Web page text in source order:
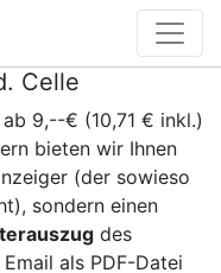
Celle
ab 9,--€ (10,71 € inkl.)
bieten wir Ihnen
(der sowieso
sondern einen
des
als PDF-Datei